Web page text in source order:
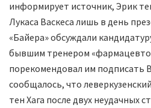
информирует источник, Эрик
Лукаса Васкеса лишь в день
«Байера» обсуждали
бывшим тренером
порекомендовал им подписать
сообщалось, что
тен Хага после двух неудачных